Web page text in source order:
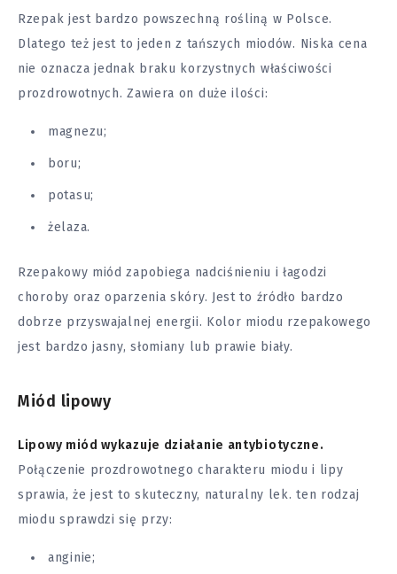
Rzepak jest bardzo powszechną rośliną w Polsce.
Dlatego też jest to jeden z tańszych miodów. Niska cena
nie oznacza jednak braku korzystnych właściwości
prozdrowotnych. Zawiera on duże ilości:
magnezu;
boru;
potasu;
żelaza.
Rzepakowy miód zapobiega nadciśnieniu i łagodzi
choroby oraz oparzenia skóry. Jest to źródło bardzo
dobrze przyswajalnej energii. Kolor miodu rzepakowego
jest bardzo jasny, słomiany lub prawie biały.
Miód lipowy
Lipowy miód wykazuje działanie antybiotyczne.
Połączenie prozdrowotnego charakteru miodu i lipy
sprawia, że jest to skuteczny, naturalny lek. ten rodzaj
miodu sprawdzi się przy:
anginie;